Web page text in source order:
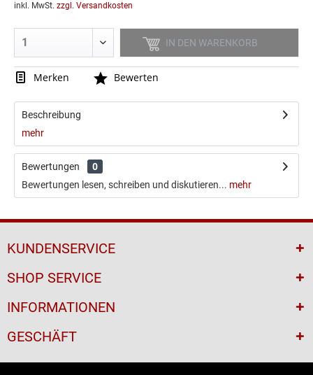
11,99 € *
inkl. MwSt. zzgl. Versandkosten
IN DEN WARENKORB
Merken Bewerten
Beschreibung
mehr
Bewertungen
0
Bewertungen lesen, schreiben und diskutieren... mehr
KUNDENSERVICE
SHOP SERVICE
INFORMATIONEN
GESCHÄFT